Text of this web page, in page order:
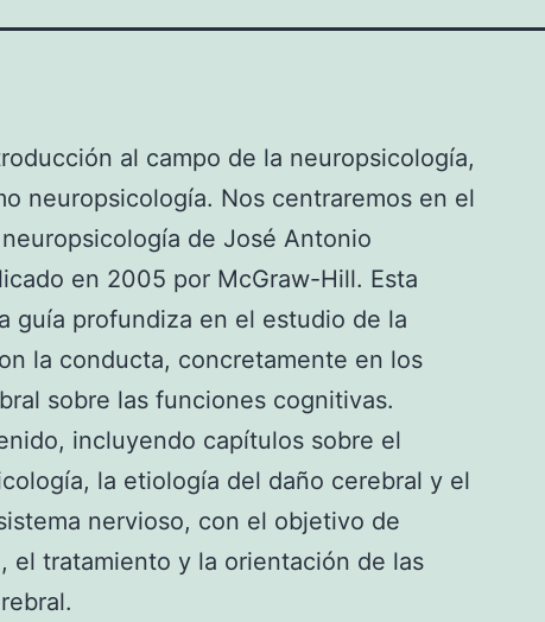
al campo de la neuropsicología,
neuropsicología. Nos centraremos en el
de José Antonio
en 2005 por McGraw-Hill. Esta
guía profundiza en el estudio de la
la conducta, concretamente en los
sobre las funciones cognitivas.
incluyendo capítulos sobre el
la etiología del daño cerebral y el
nervioso, con el objetivo de
el tratamiento y la orientación de las